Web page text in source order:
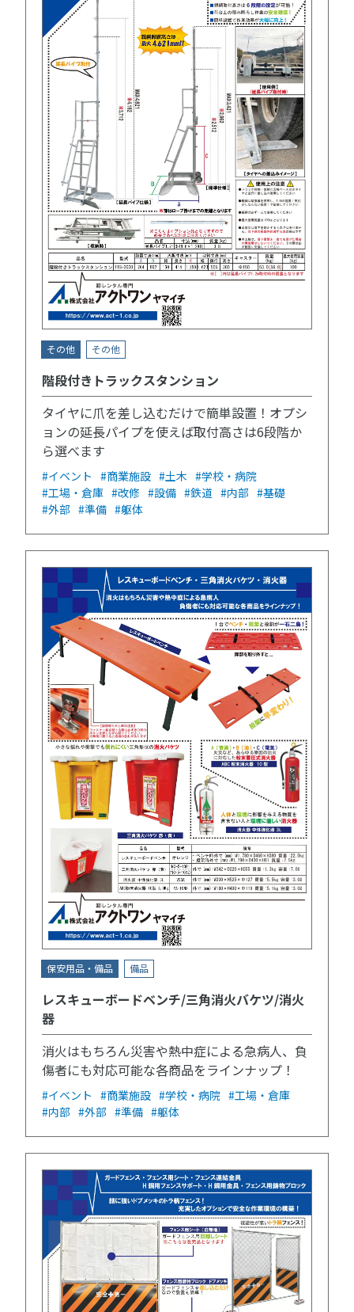
その他 その他
階段付きトラックスタンション
タイヤに爪を差し込むだけで簡単設置！オプシ
ョンの延長パイプを使えば取付高さは6段階か
ら選べます
#イベント #商業施設 #土木 #学校・病院
#工場・倉庫 #改修 #設備 #鉄道 #内部 #基礎
#外部 #準備 #躯体
保安用品・備品 備品
レスキューボードベンチ/三角消火バケツ/消火
器
消火はもちろん災害や熱中症による急病人、負
傷者にも対応可能な各商品をラインナップ！
#イベント #商業施設 #学校・病院 #工場・倉庫
#内部 #外部 #準備 #躯体